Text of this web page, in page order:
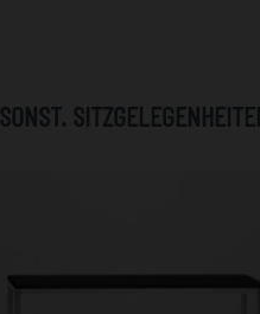
SONST.